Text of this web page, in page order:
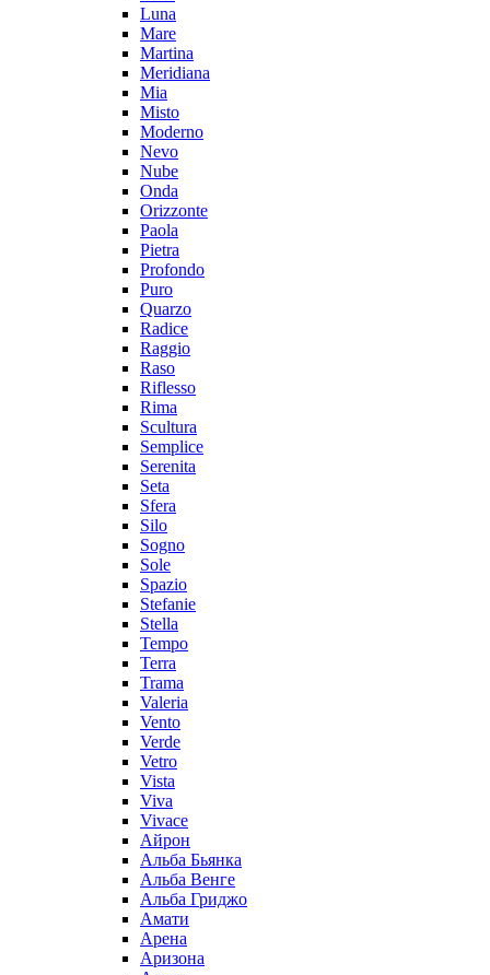
Luna
Mare
Martina
Meridiana
Mia
Misto
Moderno
Nevo
Nube
Onda
Orizzonte
Paola
Pietra
Profondo
Puro
Quarzo
Radice
Raggio
Raso
Riflesso
Rima
Scultura
Semplice
Serenita
Seta
Sfera
Silo
Sogno
Sole
Spazio
Stefanie
Stella
Tempo
Terra
Trama
Valeria
Vento
Verde
Vetro
Vista
Viva
Vivace
Айрон
Альба Бьянка
Альба Венге
Альба Гриджо
Амати
Арена
Аризона